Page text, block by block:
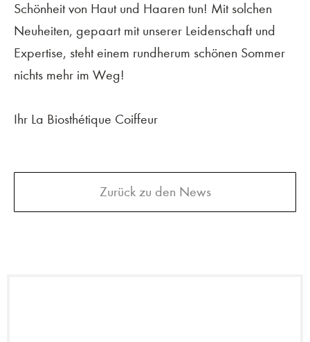
Schönheit von Haut und Haaren tun! Mit solchen
Neuheiten, gepaart mit unserer Leidenschaft und
Expertise, steht einem rundherum schönen Sommer
nichts mehr im Weg!
Ihr La Biosthétique Coiffeur
Zurück zu den News